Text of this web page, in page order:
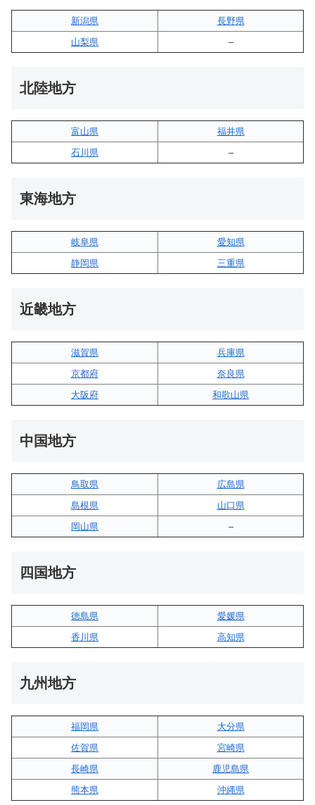
新潟県
長野県
山梨県
–
北陸地方
富山県
福井県
石川県
–
東海地方
岐阜県
愛知県
静岡県
三重県
近畿地方
滋賀県
兵庫県
京都府
奈良県
大阪府
和歌山県
中国地方
鳥取県
広島県
島根県
山口県
岡山県
–
四国地方
徳島県
愛媛県
香川県
高知県
九州地方
福岡県
大分県
佐賀県
宮崎県
長崎県
鹿児島県
熊本県
沖縄県